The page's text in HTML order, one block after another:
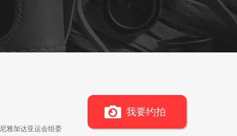
雅加达亚运会组委
我要约拍